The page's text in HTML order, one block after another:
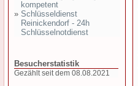
kompetent
» Schlüsseldienst
Reinickendorf - 24h
Schlüsselnotdienst
Besucherstatistik
Gezählt seit dem 08.08.2021